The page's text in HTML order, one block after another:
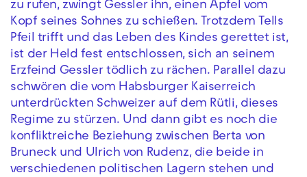
zu rufen, zwingt Gessler ihn, einen Apfel vom
Kopf seines Sohnes zu schießen. Trotzdem Tells
Pfeil trifft und das Leben des Kindes gerettet ist,
ist der Held fest entschlossen, sich an seinem
Erzfeind Gessler tödlich zu rächen. Parallel dazu
schwören die vom Habsburger Kaiserreich
unterdrückten Schweizer auf dem Rütli, dieses
Regime zu stürzen. Und dann gibt es noch die
konfliktreiche Beziehung zwischen Berta von
Bruneck und Ulrich von Rudenz, die beide in
verschiedenen politischen Lagern stehen und